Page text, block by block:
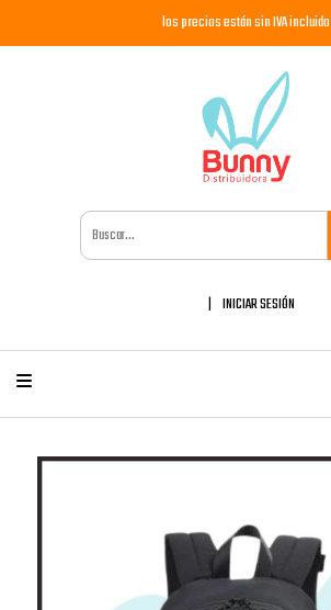
los precios están sin IVA incluido
INICIAR SESIÓN